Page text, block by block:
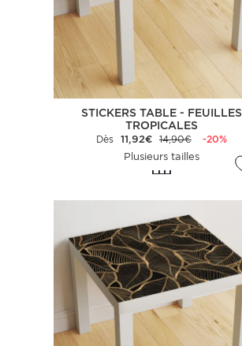
STICKERS TABLE - FEUILLES
TROPICALES
Dès 11,92€ 14,90€
-20%
Plusieurs tailles